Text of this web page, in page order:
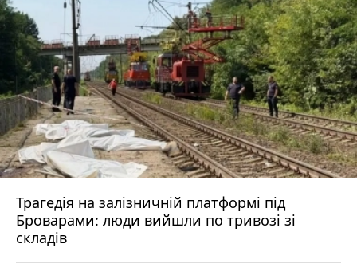
Трагедія на залізничній платформі під
Броварами: люди вийшли по тривозі зі
складів